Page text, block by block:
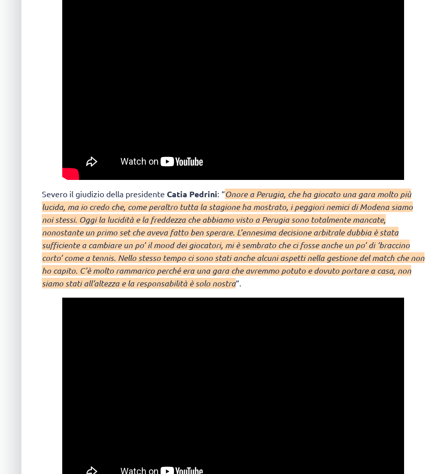
Severo il giudizio della presidente Catia Pedrini: “Onore a Perugia, che ha giocato una gara molto più
lucida, ma io credo che, come peraltro tutta la stagione ha mostrato, i peggiori nemici di Modena siamo
noi stessi. Oggi la lucidità e la freddezza che abbiamo visto a Perugia sono totalmente mancate,
nonostante un primo set che aveva fatto ben sperare. L’ennesima decisione arbitrale dubbia è stata
sufficiente a cambiare un po’ il mood dei giocatori, mi è sembrato che ci fosse anche un po’ di ‘braccino
corto’ come a tennis. Nello stesso tempo ci sono stati anche alcuni aspetti nella gestione del match che non
ho capito. C’è molto rammarico perché era una gara che avremmo potuto e dovuto portare a casa, non
siamo stati all’altezza e la responsabilità è solo nostra“.